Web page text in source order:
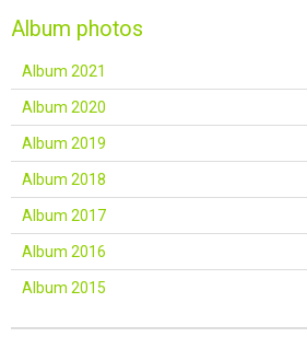
Album photos
Album 2021
Album 2020
Album 2019
Album 2018
Album 2017
Album 2016
Album 2015